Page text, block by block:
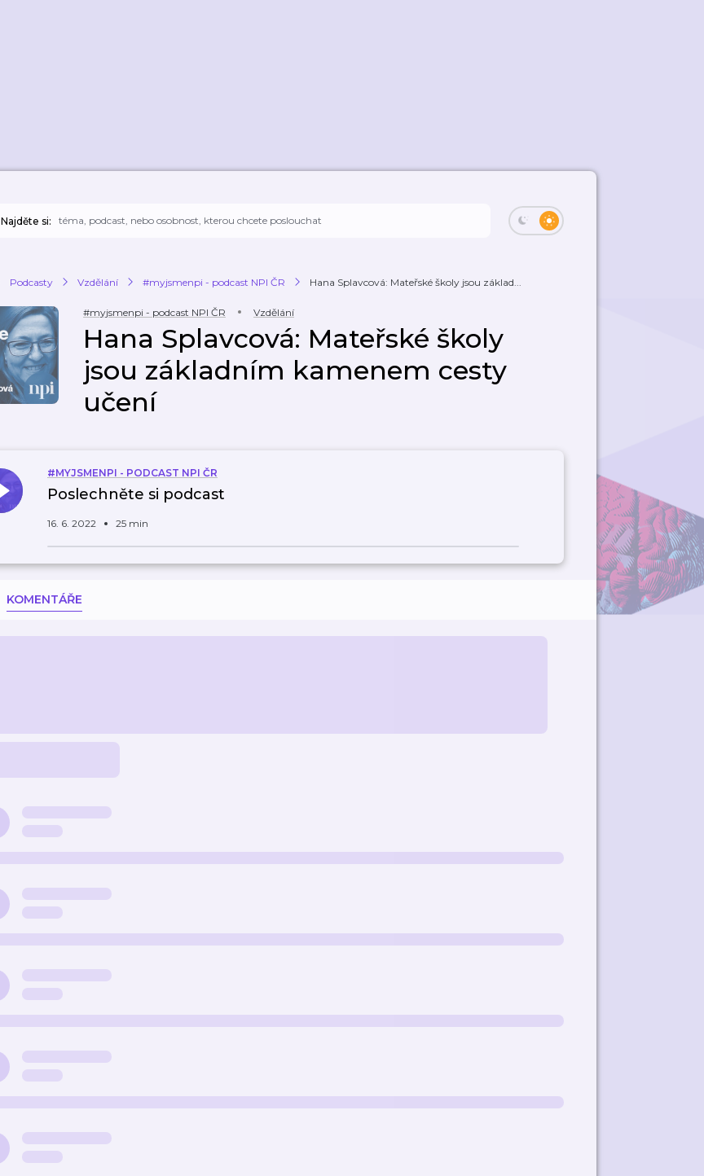
Najděte si:
Podcasty Vzdělání #myjsmenpi - podcast NPI ČR Hana Splavcová: Mateřské školy jsou základ...
#myjsmenpi - podcast NPI ČR Vzdělání
Hana Splavcová: Mateřské školy
jsou základním kamenem cesty
učení
#MYJSMENPI - PODCAST NPI ČR
Poslechněte si podcast
16. 6. 2022 25 min
KOMENTÁŘE